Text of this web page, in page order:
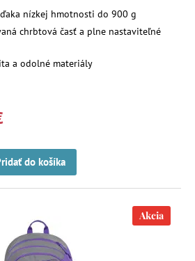
nízkej hmotnosti do 900 g
chrbtová časť a plne nastaviteľné
a odolné materiály
do košíka
Akcia